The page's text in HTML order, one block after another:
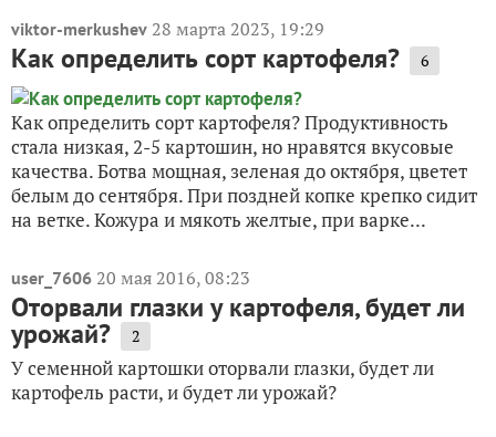
viktor-merkushev 28 марта 2023, 19:29
Как определить сорт картофеля? 6
Как определить сорт картофеля? Продуктивность
стала низкая, 2-5 картошин, но нравятся вкусовые
качества. Ботва мощная, зеленая до октября, цветет
белым до сентября. При поздней копке крепко сидит
на ветке. Кожура и мякоть желтые, при варке...
user_7606 20 мая 2016, 08:23
Оторвали глазки у картофеля, будет ли
урожай? 2
У семенной картошки оторвали глазки, будет ли
картофель расти, и будет ли урожай?